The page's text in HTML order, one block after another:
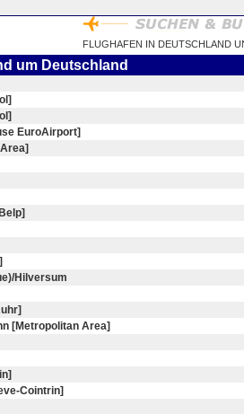
FLUGHAFEN IN DEUTSCHLAND
um Deutschland
EuroAirport]
Hilversum
[Metropolitan Area]
Cointrin]